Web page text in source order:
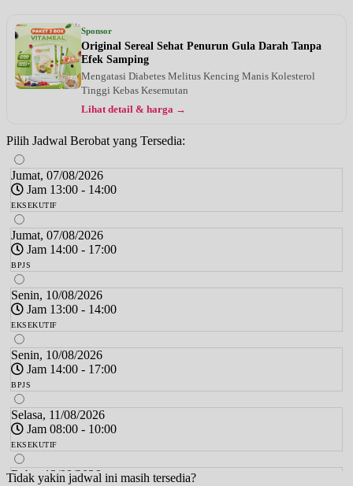
Sponsor
Original Sereal Sehat Penurun Gula Darah Tanpa
Efek Samping
Mengatasi Diabetes Melitus Kencing Manis Kolesterol
Tinggi Kebas Kesemutan
Lihat detail & harga →
Pilih Jadwal Berobat yang Tersedia:
Jumat, 07/08/2026
Jam 13:00 - 14:00
EKSEKUTIF
Jumat, 07/08/2026
Jam 14:00 - 17:00
BPJS
Senin, 10/08/2026
Jam 13:00 - 14:00
EKSEKUTIF
Senin, 10/08/2026
Jam 14:00 - 17:00
BPJS
Selasa, 11/08/2026
Jam 08:00 - 10:00
EKSEKUTIF
Rabu, 12/08/2026
Tidak yakin jadwal ini masih tersedia?